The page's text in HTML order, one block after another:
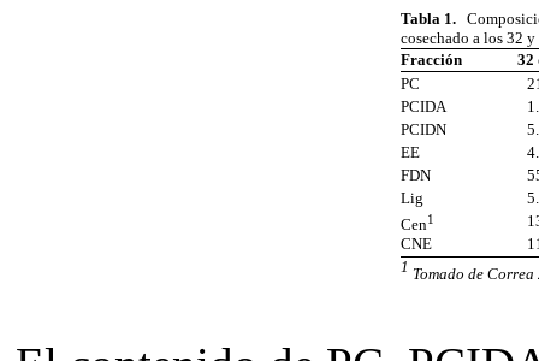
Tabla 1.
cosechado a los 32
Fracción
32
PC
PCIDA
PCIDN
EE
FDN
Lig
Cen1
CNE
1 Tomado de